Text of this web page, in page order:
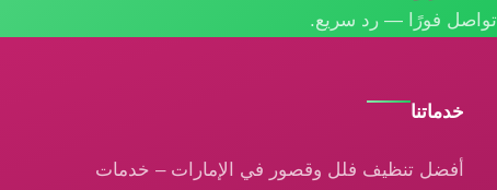
تواصل فورًا — رد سريع.
خدماتنا
أفضل تنظيف فلل وقصور في الإمارات – خدمات